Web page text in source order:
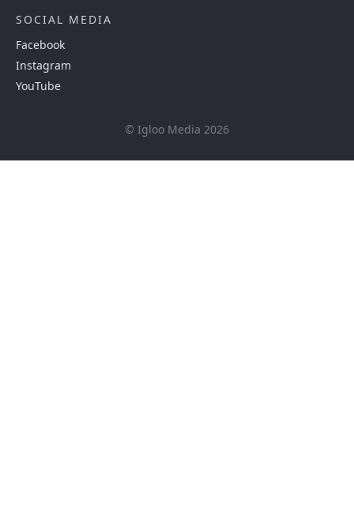
SOCIAL MEDIA
Facebook
Instagram
YouTube
© Igloo Media 2026